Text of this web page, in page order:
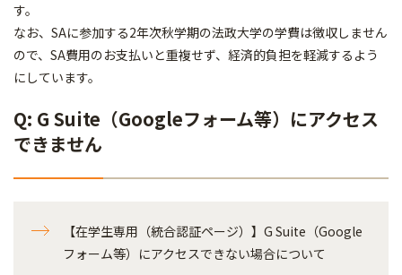
す。
なお、SAに参加する2年次秋学期の法政大学の学費は徴収しません
ので、SA費用のお支払いと重複せず、経済的負担を軽減するよう
にしています。
Q: G Suite（Googleフォーム等）にアクセス
できません
【在学生専用（統合認証ページ）】G Suite（Google
フォーム等）にアクセスできない場合について